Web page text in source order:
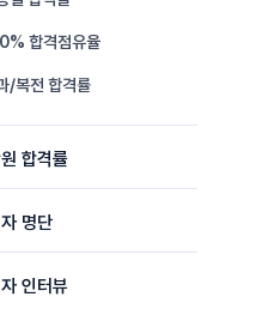
합격점유율
/복전 합격률
합격률
명단
인터뷰